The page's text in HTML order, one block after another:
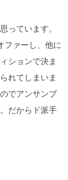
っています。
ファーし、他に
ションで決ま
れてしまいま
でアンサンブ
だからド派手